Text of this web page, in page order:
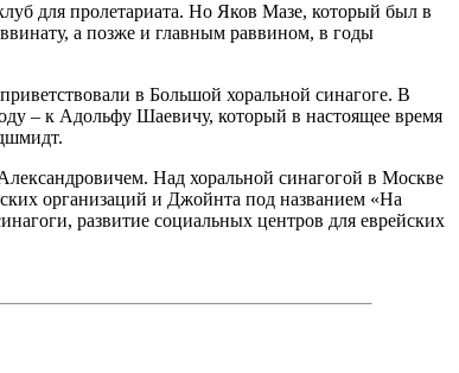
для пролетариата. Но Яков Мазе, который был в
а позже и главным раввином, в годы
в Большой хоральной синагоге. В
– к Адольфу Шаевичу, который в настоящее время
Над хоральной синагогой в Москве
организаций и Джойнта под названием «На
развитие социальных центров для еврейских